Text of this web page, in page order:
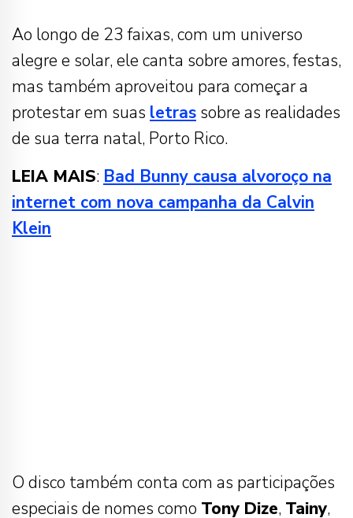
Ao longo de 23 faixas, com um universo
alegre e solar, ele canta sobre amores, festas,
mas também aproveitou para começar a
protestar em suas letras sobre as realidades
de sua terra natal, Porto Rico.
LEIA MAIS: Bad Bunny causa alvoroço na
internet com nova campanha da Calvin
Klein
O disco também conta com as participações
especiais de nomes como Tony Dize, Tainy,